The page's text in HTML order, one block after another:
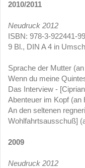
2010/2011
Neudruck 2012
ISBN: 978-3-922441-
9 Bl., DIN A 4 in
Sprache der Mutter
Wenn du meine
Das Interview -
Abenteuer im Kopf (an
An den seltenen
Wohlfahrtsausschuß]
2009
Neudruck 2012